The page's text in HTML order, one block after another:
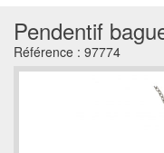
Pendentif
Référence : 97774